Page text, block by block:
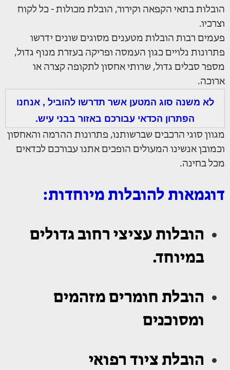
הובלות בתאי הקפאה וקירור, הובלת מכולות - כל לקוח
וצרכיו.
פעמים רבות הובלות מטענים מסוגים שונים ידרשו
פתרונות נלויים כגון העמסה ופריקה בעזרת מנוף גדול,
מספר סבלים גדול, שרותי אחסון לתקופה קצרה או
ארוכה.
לא משנה סוג המטען אשר תדרשו להוביל , אנחנו
הפתרון הכדאי עבורכם באזור בבני עיש.
מגוון סוגי הרכבים שברשותנו, פתרונות ההרמה והאחסון
וכמובן אנשינו המעולים הופכים אתנו עבורכם לכדאים
מכל בחינה.
דוגמאות להובלות מיוחדות:
הובלות עציצי רחוב גדולים
במיוחד.
הובלת חומרים מזהמים
ומסוכנים
הובלת ציוד רפואי